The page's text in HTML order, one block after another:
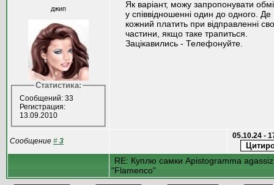
джип
Статистика:
Сообщений: 33
Регистрация:
13.09.2010
Як варіант, можу запропонувати
у співвідношенні один до одного. Де
кожний платить при відправленні
частини, якщо таке трапиться.
Зацікавились - Телефонуйте.
Сообщение # 3
05.10.24 -
RE: Куплю самки Apistogramma
"Flamenco"